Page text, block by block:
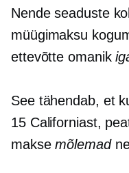
Nende seaduste
müügimaksu
ettevõtte omanik
See tähendab, et
15 Californiast,
maksemõlemad